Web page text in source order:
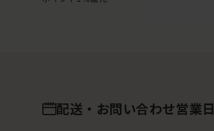
配送・お問い合わせ営業日